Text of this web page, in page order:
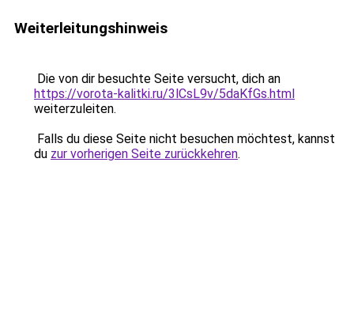
Weiterleitungshinweis
Die von dir besuchte Seite versucht, dich an
https://vorota-kalitki.ru/3lCsL9v/5daKfGs.html
weiterzuleiten.
Falls du diese Seite nicht besuchen möchtest, kannst
du zur vorherigen Seite zurückkehren.